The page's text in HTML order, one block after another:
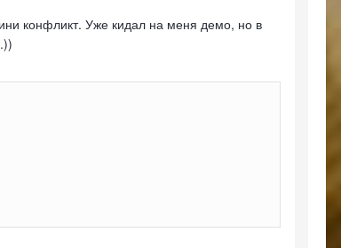
конфликт. Уже кидал на меня демо, но в